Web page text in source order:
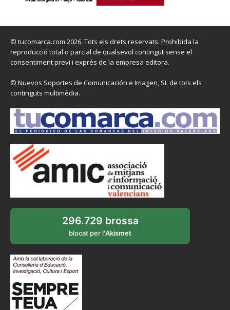
© tucomarca.com 2026. Tots els drets reservats. Prohibida la
reproducció total o parcial de qualsevol contingut sense el
consentiment previ i exprés de la empresa editora.
© Nuevos Soportes de Comunicación e Imagen, SL de tots els
continguts multimèdia.
296.729 brossa
blocat per l'Akismet